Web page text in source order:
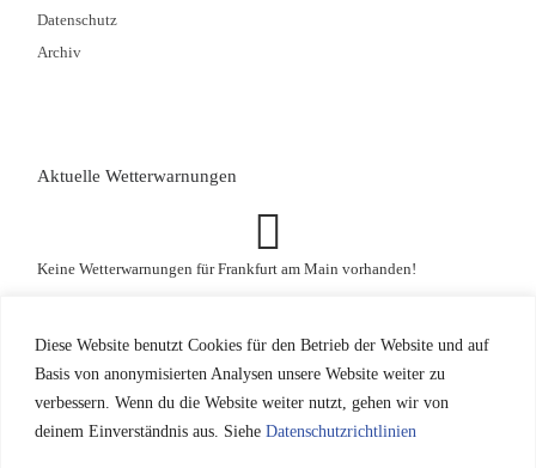
Diese Website benutzt Cookies für den Betrieb der Website und auf
Basis von anonymisierten Analysen unsere Website weiter zu
verbessern. Wenn du die Website weiter nutzt, gehen wir von
deinem Einverständnis aus. Siehe Datenschutzrichtlinien
Datenschutz
Archiv
Aktuelle Wetterwarnungen
Keine Wetterwarnungen für Frankfurt am Main vorhanden!
© 2026RC Griesheim– Alle Rechte vorbehalten
Präsentiert vonWP– Entworfen mit demCustomizr-Theme